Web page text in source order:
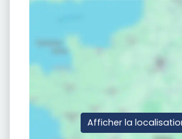
Afficher la